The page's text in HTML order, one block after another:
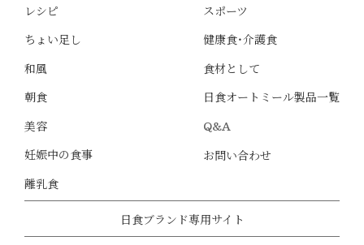
レシピ
ちょい足し
和風
朝食
美容
妊娠中の食事
離乳食
スポーツ
健康食・介護食
食材として
日食オートミール製品一覧
Q&A
お問い合わせ
日食ブランド専用サイト